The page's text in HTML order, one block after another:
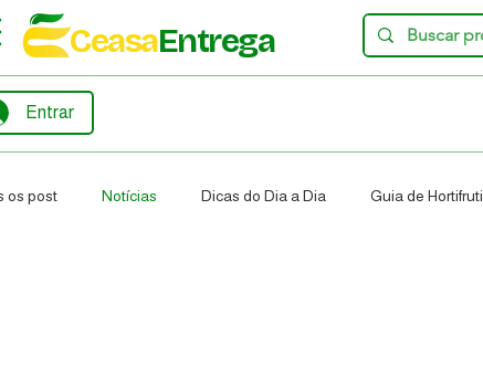
CeasaEntrega
Entrar
os post Notícias Dicas do Dia a Dia Guia de Hortifruti